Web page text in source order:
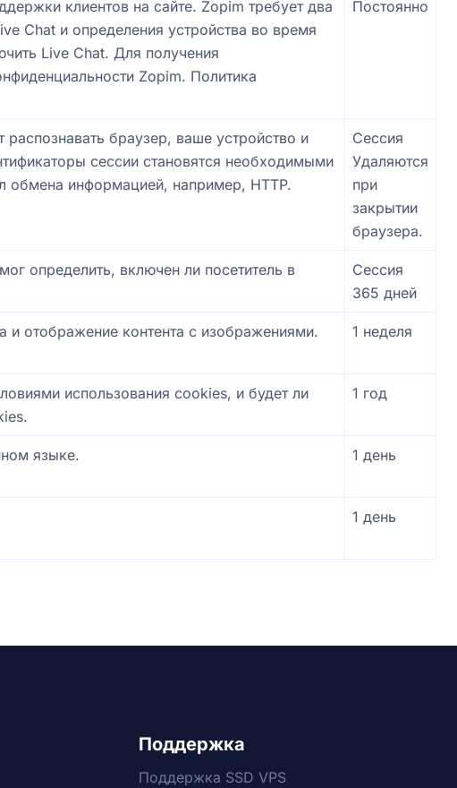
клиентов на сайте. Zopim требует два
Chat и определения устройства во время
Live Chat. Для получения
Zopim. Политика
Постоянно
браузер, ваше устройство и
сессии становятся необходимыми
обмена информацией, например, HTTP.
Сессия
Удаляются
при
закрытии
браузера.
определить, включен ли посетитель в
Сессия
365 дней
отображение контента с изображениями. 1 неделя
использования cookies, и будет ли
1 год
языке. 1 день
1 день
Поддержка
Поддержка SSD VPS